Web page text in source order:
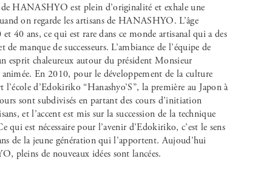
HANASHYO est plein d’originalité et exhale une
on regarde les artisans de HANASHYO. L’âge
40 ans, ce qui est rare dans ce monde artisanal qui a des
manque de successeurs. L’ambiance de l’équipe de
esprit chaleureux autour du président Monsieur
En 2010, pour le développement de la culture
d’Edokiriko “Hanashyo’S”, la première au Japon à
sont subdivisés en partant des cours d’initiation
et l’accent est mis sur la succession de la technique
qui est nécessaire pour l’avenir d’Edokiriko, c’est le sens
de la jeune génération qui l’apportent. Aujoud’hui
pleins de nouveaux idées sont lancées.